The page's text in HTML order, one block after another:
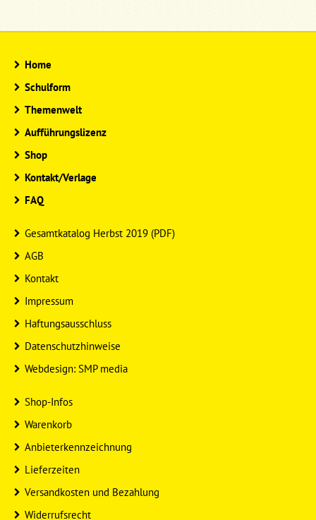
Home
Schulform
Themenwelt
Aufführungslizenz
Shop
Kontakt/Verlage
FAQ
Gesamtkatalog Herbst 2019 (PDF)
AGB
Kontakt
Impressum
Haftungsausschluss
Datenschutzhinweise
Webdesign: SMP media
Shop-Infos
Warenkorb
Anbieterkennzeichnung
Lieferzeiten
Versandkosten und Bezahlung
Widerrufsrecht